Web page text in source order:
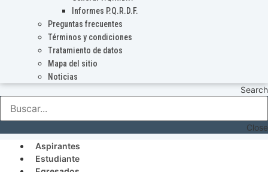
Informes P.Q.R.D.F.
Preguntas frecuentes
Términos y condiciones
Tratamiento de datos
Mapa del sitio
Noticias
Search
Close
Aspirantes
Estudiante